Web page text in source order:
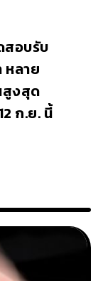
สอบรับ
หลาย
สูงสุด
ก.ย. นี้